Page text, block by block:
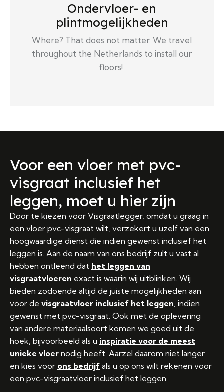
Ondervloer- en
plintmogelijkheden
Where? That does not matter. We travel
throughout the Netherlands to install our
floors!
Voor een vloer met pvc-
visgraat inclusief het
leggen, moet u hier zijn
Door te kiezen voor Visgraatlegger, omdat u graag in
een vloer pvc-visgraat wilt, verzekert u uzelf van een
hoogwaardige dienst die indien gewenst inclusief het
leggen is. Aan de naam van ons bedrijf zult u vast al
hebben ontleend dat het leggen van
visgraatvloeren exact is waarin wij uitblinken. Wij
bieden zodoende altijd de juiste mogelijkheden aan
voor de visgraatvloer inclusief het leggen, indien
gewenst met pvc-visgraat. Ook met de oplevering
van andere materiaalsoort komen we goed uit de
hoek, bijvoorbeeld als u inspiratie voor de meest
unieke vloer nodig heeft. Aarzel daarom niet langer
en kies voor ons bedrijf als u op ons wilt rekenen voor
een pvc-visgraatvloer inclusief het leggen.